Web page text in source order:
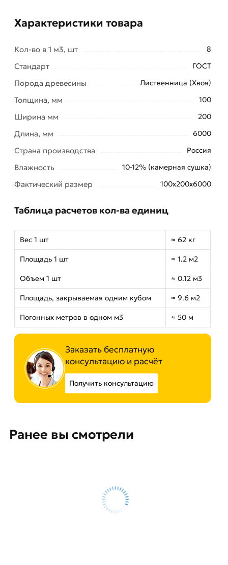
Характеристики товара
Кол-во в 1 м3, шт 8
Стандарт ГОСТ
Порода древесины Лиственница (Хвоя)
Толщина, мм 100
Ширина мм 200
Длина, мм 6000
Страна производства Россия
Влажность 10-12% (камерная сушка)
Фактический размер 100х200х6000
Таблица расчетов кол-ва единиц
Вес 1 шт ≈ 62 кг
Площадь 1 шт ≈ 1.2 м2
Объем 1 шт ≈ 0.12 м3
Площадь, закрываемая одним кубом ≈ 9.6 м2
Погонных метров в одном м3 ≈ 50 м
Заказать бесплатную
консультацию и расчёт
Получить консультацию
Ранее вы смотрели